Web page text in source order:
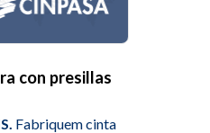
con presillas
Fabriquem cinta